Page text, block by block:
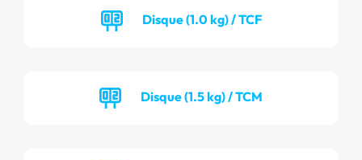
Disque (1.0 kg) / TCF
Disque (1.5 kg) / TCM